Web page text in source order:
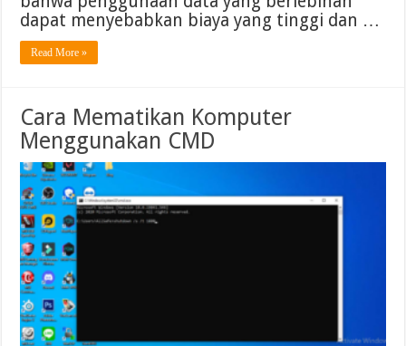
dapat menyebabkan biaya yang tinggi dan …
Read More »
Cara Mematikan Komputer
Menggunakan CMD